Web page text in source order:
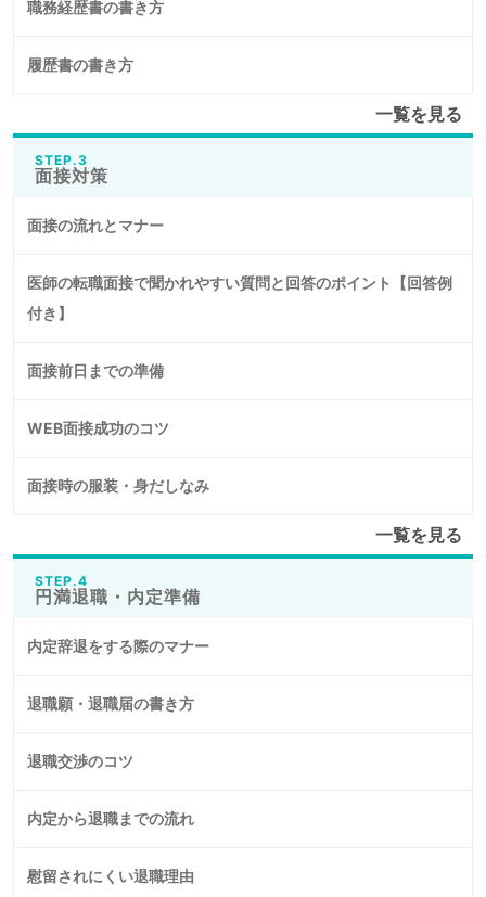
職務経歴書の書き方
履歴書の書き方
一覧を見る
STEP.3
面接対策
面接の流れとマナー
医師の転職面接で聞かれやすい質問と回答のポイント【回答例
付き】
面接前日までの準備
WEB面接成功のコツ
面接時の服装・身だしなみ
一覧を見る
STEP.4
円満退職・内定準備
内定辞退をする際のマナー
退職願・退職届の書き方
退職交渉のコツ
内定から退職までの流れ
慰留されにくい退職理由